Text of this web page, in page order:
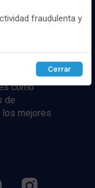
las mejores
como
de
los mejores
ACEPTAR
fraudulenta y
Cerrar